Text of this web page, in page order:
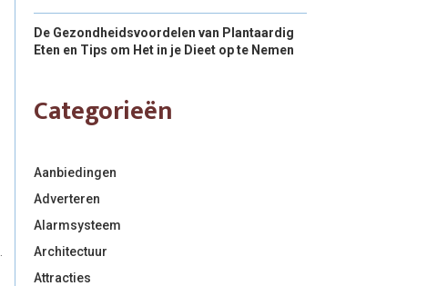
De Gezondheidsvoordelen van Plantaardig
Eten en Tips om Het in je Dieet op te Nemen
Categorieën
Aanbiedingen
Adverteren
Alarmsysteem
Architectuur
Attracties